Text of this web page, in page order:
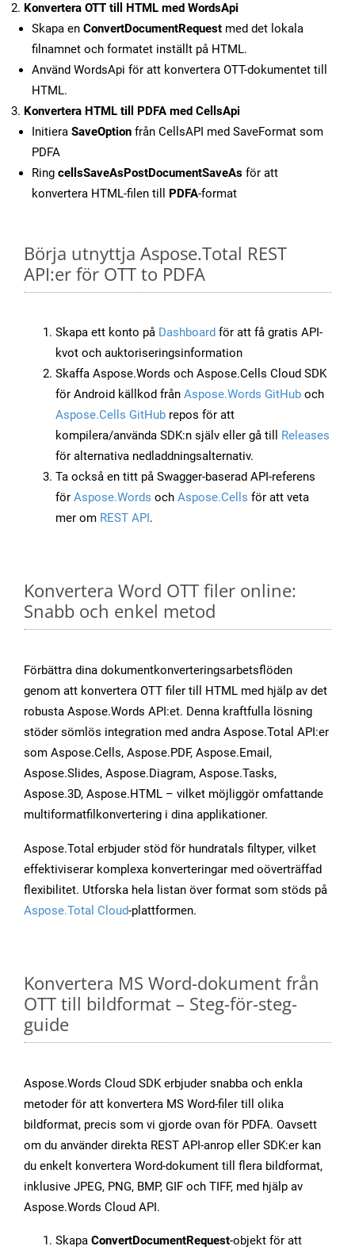
Konvertera OTT till HTML med WordsApi
Skapa en ConvertDocumentRequest med det lokala
filnamnet och formatet inställt på HTML.
Använd WordsApi för att konvertera OTT-dokumentet till
HTML.
Konvertera HTML till PDFA med CellsApi
Initiera SaveOption från CellsAPI med SaveFormat som
PDFA
Ring cellsSaveAsPostDocumentSaveAs för att
konvertera HTML-filen till PDFA-format
Börja utnyttja Aspose.Total REST
API:er för OTT to PDFA
Skapa ett konto på Dashboard för att få gratis API-
kvot och auktoriseringsinformation
Skaffa Aspose.Words och Aspose.Cells Cloud SDK
för Android källkod från Aspose.Words GitHub och
Aspose.Cells GitHub repos för att
kompilera/använda SDK:n själv eller gå till Releases
för alternativa nedladdningsalternativ.
Ta också en titt på Swagger-baserad API-referens
för Aspose.Words och Aspose.Cells för att veta
mer om REST API.
Konvertera Word OTT filer online:
Snabb och enkel metod
Förbättra dina dokumentkonverteringsarbetsflöden
genom att konvertera OTT filer till HTML med hjälp av det
robusta Aspose.Words API:et. Denna kraftfulla lösning
stöder sömlös integration med andra Aspose.Total API:er
som Aspose.Cells, Aspose.PDF, Aspose.Email,
Aspose.Slides, Aspose.Diagram, Aspose.Tasks,
Aspose.3D, Aspose.HTML – vilket möjliggör omfattande
multiformatfilkonvertering i dina applikationer.
Aspose.Total erbjuder stöd för hundratals filtyper, vilket
effektiviserar komplexa konverteringar med oöverträffad
flexibilitet. Utforska hela listan över format som stöds på
Aspose.Total Cloud-plattformen.
Konvertera MS Word-dokument från
OTT till bildformat – Steg-för-steg-
guide
Aspose.Words Cloud SDK erbjuder snabba och enkla
metoder för att konvertera MS Word-filer till olika
bildformat, precis som vi gjorde ovan för PDFA. Oavsett
om du använder direkta REST API-anrop eller SDK:er kan
du enkelt konvertera Word-dokument till flera bildformat,
inklusive JPEG, PNG, BMP, GIF och TIFF, med hjälp av
Aspose.Words Cloud API.
Skapa ConvertDocumentRequest-objekt för att